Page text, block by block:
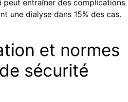
peut entraîner des complications
une dialyse dans 15% des cas.
et normes
sécurité